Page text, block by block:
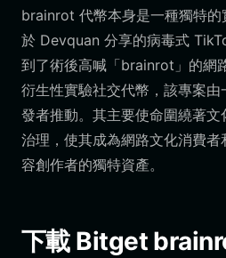
brainrot 代幣本身是一種獨特的
於 Devquan 分享的病毒式
到了術後高喊「brainrot」的網
衍生性實驗社交代幣，該專案
發者推動。其主要使命圍繞著
治理，使其成為網路文化消費
容創作者的獨特資產。
下載 Bitget